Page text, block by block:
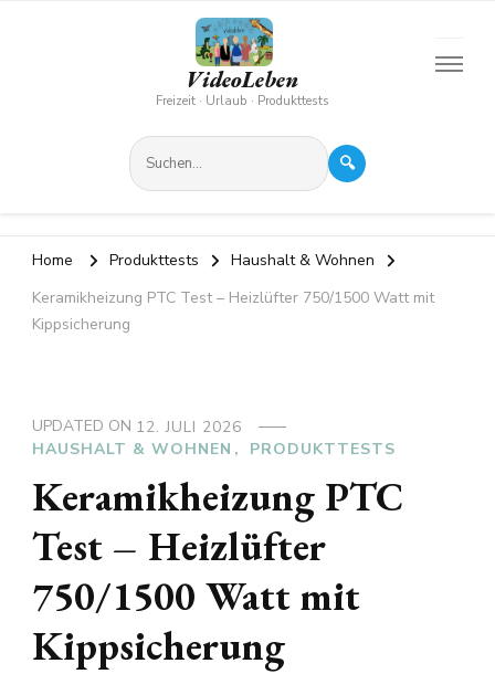
VideoLeben
Freizeit · Urlaub · Produkttests
🔍
Home Produkttests
Haushalt & Wohnen
Keramikheizung PTC Test – Heizlüfter 750/1500 Watt mit
Kippsicherung
UPDATED ON 12. JULI 2026
HAUSHALT & WOHNEN
PRODUKTTESTS
Keramikheizung PTC
Test – Heizlüfter
750/1500 Watt mit
Kippsicherung